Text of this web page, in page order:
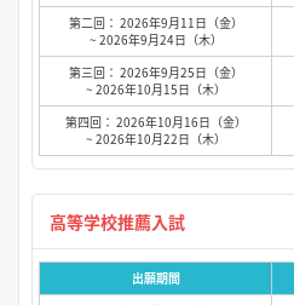
第二回： 2026年9月11日（金）
~ 2026年9月24日（木）
第三回： 2026年9月25日（金）
~ 2026年10月15日（木）
第四回： 2026年10月16日（金）
~ 2026年10月22日（木）
出願期間